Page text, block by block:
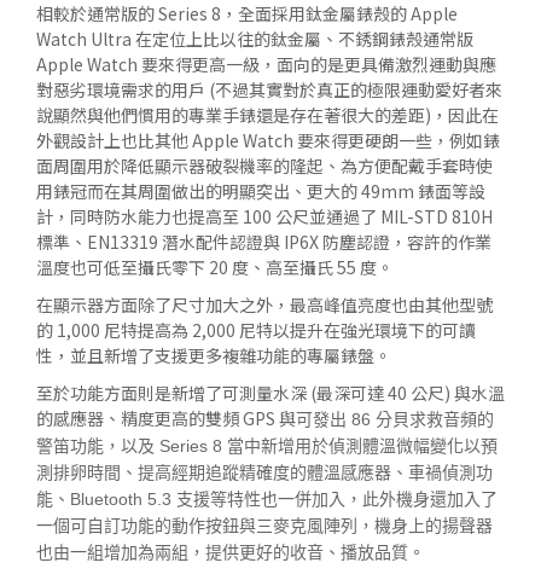
相較於通常版的 Series 8，全面採用鈦金屬錶殼的 Apple
Watch Ultra 在定位上比以往的鈦金屬、不銹鋼錶殼通常版
Apple Watch 要來得更高一級，面向的是更具備激烈運動與應
對惡劣環境需求的用戶 (不過其實對於真正的極限運動愛好者來
說顯然與他們慣用的專業手錶還是存在著很大的差距)，因此在
外觀設計上也比其他 Apple Watch 要來得更硬朗一些，例如錶
面周圍用於降低顯示器破裂機率的隆起、為方便配戴手套時使
用錶冠而在其周圍做出的明顯突出、更大的 49mm 錶面等設
計，同時防水能力也提高至 100 公尺並通過了 MIL-STD 810H
標準、EN13319 潛水配件認證與 IP6X 防塵認證，容許的作業
溫度也可低至攝氏零下 20 度、高至攝氏 55 度。
在顯示器方面除了尺寸加大之外，最高峰值亮度也由其他型號
的 1,000 尼特提高為 2,000 尼特以提升在強光環境下的可讀
性，並且新增了支援更多複雜功能的專屬錶盤。
至於功能方面則是新增了可測量水深 (最深可達 40 公尺) 與水溫
的感應器、精度更高的雙頻 GPS 與可發出 86 分貝求救音頻的
警笛功能，以及 Series 8 當中新增用於偵測體溫微幅變化以預
測排卵時間、提高經期追蹤精確度的體溫感應器、車禍偵測功
能、Bluetooth 5.3 支援等特性也一併加入，此外機身還加入了
一個可自訂功能的動作按鈕與三麥克風陣列，機身上的揚聲器
也由一組增加為兩組，提供更好的收音、播放品質。